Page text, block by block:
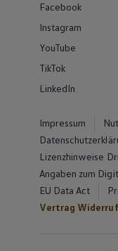
Facebook
Instagram
YouTube
TikTok
LinkedIn
Impressum
Lizenzhinweise
Angaben zum
EU Data Act
Vertrag